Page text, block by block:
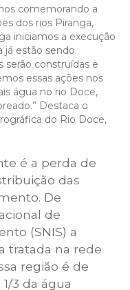
comemorando a
dos rios Piranga,
iniciamos a execução
já estão sendo
serão construídas e
essas ações nos
água no rio Doce,
Destaca o
do Rio Doce,
é a perda de
das
De
de
(SNIS) a
tratada na rede
região é de
3 da água